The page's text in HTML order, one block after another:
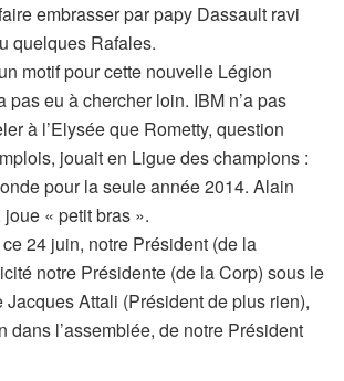
embrasser par papy Dassault ravi
quelques Rafales.
motif pour cette nouvelle Légion
pas eu à chercher loin. IBM n’a pas
à l’Elysée que Rometty, question
jouait en Ligue des champions :
pour la seule année 2014. Alain
« petit bras ».
ce 24 juin, notre Président (de la
notre Présidente (de la Corp) sous le
Jacques Attali (Président de plus rien),
dans l’assemblée, de notre Président